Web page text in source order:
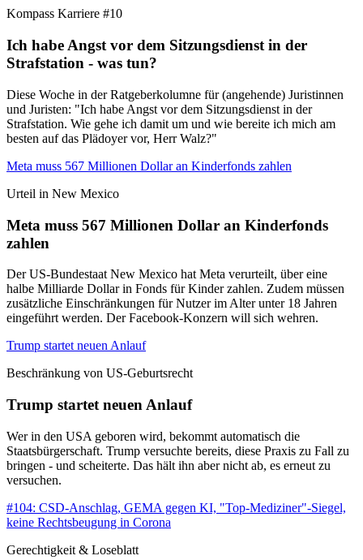
Kompass Karriere #10
Ich habe Angst vor dem Sitzungsdienst in der
Strafstation - was tun?
Diese Woche in der Ratgeberkolumne für (angehende) Juristinnen
und Juristen: "Ich habe Angst vor dem Sitzungsdienst in der
Strafstation. Wie gehe ich damit um und wie bereite ich mich am
besten auf das Plädoyer vor, Herr Walz?"
Meta muss 567 Millionen Dollar an Kinderfonds zahlen
Urteil in New Mexico
Meta muss 567 Millionen Dollar an Kinderfonds
zahlen
Der US-Bundestaat New Mexico hat Meta verurteilt, über eine
halbe Milliarde Dollar in Fonds für Kinder zahlen. Zudem müssen
zusätzliche Einschränkungen für Nutzer im Alter unter 18 Jahren
eingeführt werden. Der Facebook-Konzern will sich wehren.
Trump startet neuen Anlauf
Beschränkung von US-Geburtsrecht
Trump startet neuen Anlauf
Wer in den USA geboren wird, bekommt automatisch die
Staatsbürgerschaft. Trump versuchte bereits, diese Praxis zu Fall zu
bringen - und scheiterte. Das hält ihn aber nicht ab, es erneut zu
versuchen.
#104: CSD-Anschlag, GEMA gegen KI, "Top-Mediziner"-Siegel,
keine Rechtsbeugung in Corona
Gerechtigkeit & Loseblatt